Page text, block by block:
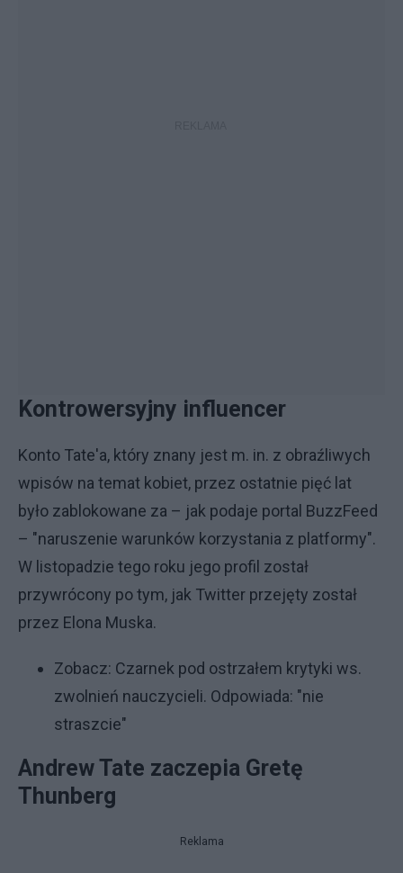
Kontrowersyjny influencer
Konto Tate'a, który znany jest m. in. z obraźliwych
wpisów na temat kobiet, przez ostatnie pięć lat
było zablokowane za – jak podaje portal BuzzFeed
– "naruszenie warunków korzystania z platformy".
W listopadzie tego roku jego profil został
przywrócony po tym, jak Twitter przejęty został
przez Elona Muska.
Zobacz: Czarnek pod ostrzałem krytyki ws.
zwolnień nauczycieli. Odpowiada: "nie
straszcie"
Andrew Tate zaczepia Gretę
Thunberg
Reklama